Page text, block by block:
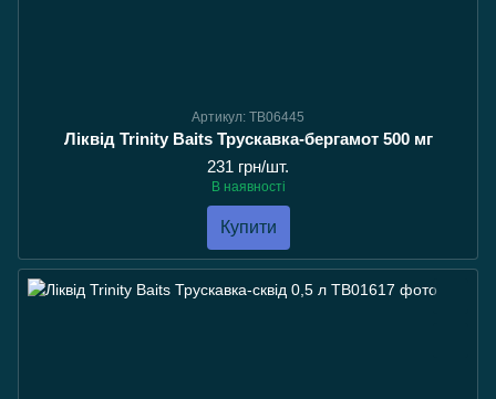
Артикул: TB06445
Ліквід Trinity Baits Трускавка-бергамот 500 мг
231 грн/шт.
В наявності
Купити